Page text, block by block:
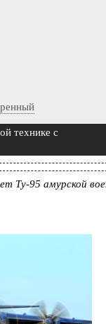
технике с
Ту-95 амурской